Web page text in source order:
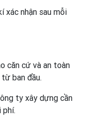
xác nhận sau mỗi
căn cứ và an toàn
ban đầu.
ty xây dựng cần
phí.